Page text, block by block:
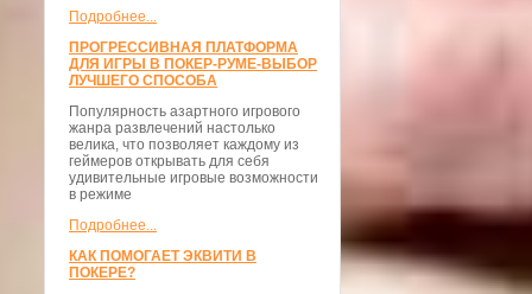
Подробнее...
ПРОГРЕССИВНАЯ ПЛАТФОРМА
ДЛЯ ИГРЫ В ПОКЕР-РУМЕ-ВЫБОР
ЛУЧШЕГО СПОСОБА
Популярность азартного игрового
жанра развлечений настолько
велика, что позволяет каждому из
геймеров открывать для себя
удивительные игровые возможности
в режиме
Подробнее...
КАК ПОМОГАЕТ ЭКВИТИ В
ПОКЕРЕ?